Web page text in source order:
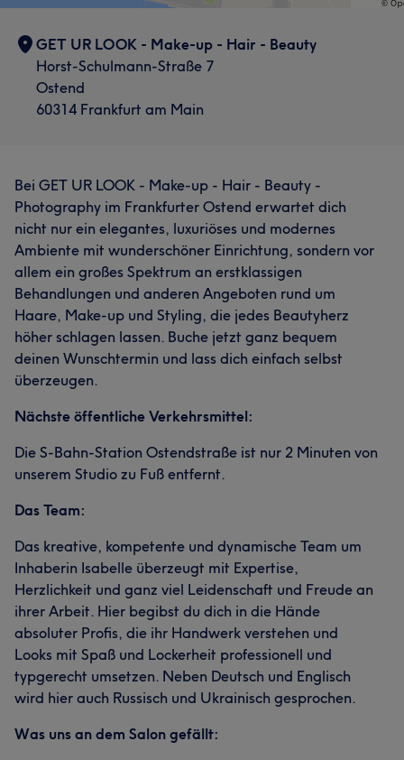
Detailverliebt 9
Was unsere Kunden über Isabelle sagen
Kompetent 6 Erfahren 6 Professionell 5
Kompetent 8
GET UR LOOK - Make-up - Hair - Beauty
Horst-Schulmann-Straße 7
Ostend
60314 Frankfurt am Main
Bei GET UR LOOK - Make-up - Hair - Beauty -
Photography im Frankfurter Ostend erwartet dich
nicht nur ein elegantes, luxuriöses und modernes
Ambiente mit wunderschöner Einrichtung, sondern vor
allem ein großes Spektrum an erstklassigen
Behandlungen und anderen Angeboten rund um
Haare, Make-up und Styling, die jedes Beautyherz
höher schlagen lassen. Buche jetzt ganz bequem
deinen Wunschtermin und lass dich einfach selbst
überzeugen.
Nächste öffentliche Verkehrsmittel:
Die S-Bahn-Station Ostendstraße ist nur 2 Minuten von
unserem Studio zu Fuß entfernt.
Das Team:
Das kreative, kompetente und dynamische Team um
Inhaberin Isabelle überzeugt mit Expertise,
Herzlichkeit und ganz viel Leidenschaft und Freude an
ihrer Arbeit. Hier begibst du dich in die Hände
absoluter Profis, die ihr Handwerk verstehen und
Looks mit Spaß und Lockerheit professionell und
typgerecht umsetzen. Neben Deutsch und Englisch
wird hier auch Russisch und Ukrainisch gesprochen.
Was uns an dem Salon gefällt: